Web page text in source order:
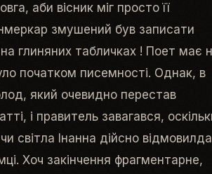
аби вісник міг просто її
змушений був записати
глиняних табличках ! Поет має
початком писемності. Однак, в
який очевидно перестав
і правитель завагався,
світла Інанна дійсно відмовилда
Хоч закінчення фрагментарне,